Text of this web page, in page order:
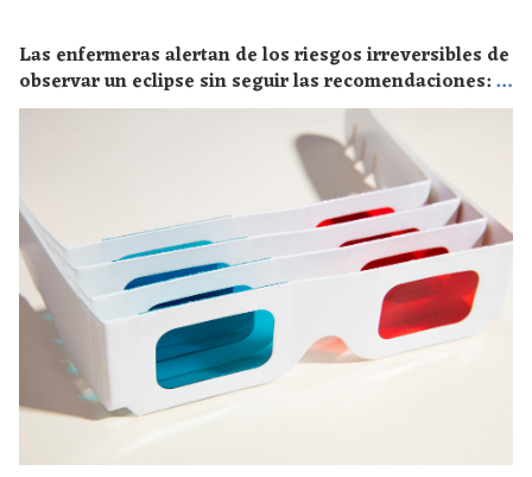
Las enfermeras alertan de los riesgos irreversibles de
observar un eclipse sin seguir las recomendaciones: la
retinopatía solar es el mayor de los peligros